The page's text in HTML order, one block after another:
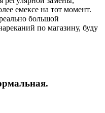
емексе на тот момент.
большой
по магазину, буду